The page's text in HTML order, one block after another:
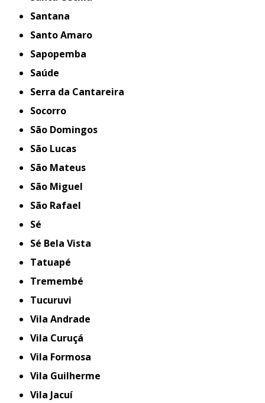
Santana
Santo Amaro
Sapopemba
Saúde
Serra da Cantareira
Socorro
São Domingos
São Lucas
São Mateus
São Miguel
São Rafael
Sé
Sé Bela Vista
Tatuapé
Tremembé
Tucuruvi
Vila Andrade
Vila Curuçá
Vila Formosa
Vila Guilherme
Vila Jacuí